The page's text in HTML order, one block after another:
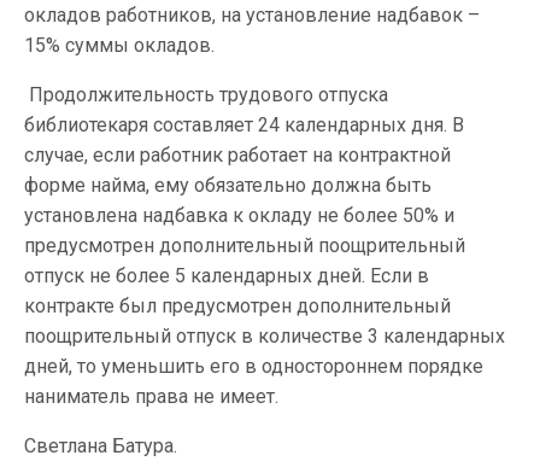
окладов работников, на установление надбавок –
15% суммы окладов.
Продолжительность трудового отпуска
библиотекаря составляет 24 календарных дня. В
случае, если работник работает на контрактной
форме найма, ему обязательно должна быть
установлена надбавка к окладу не более 50% и
предусмотрен дополнительный поощрительный
отпуск не более 5 календарных дней. Если в
контракте был предусмотрен дополнительный
поощрительный отпуск в количестве 3 календарных
дней, то уменьшить его в одностороннем порядке
наниматель права не имеет.
Светлана Батура.